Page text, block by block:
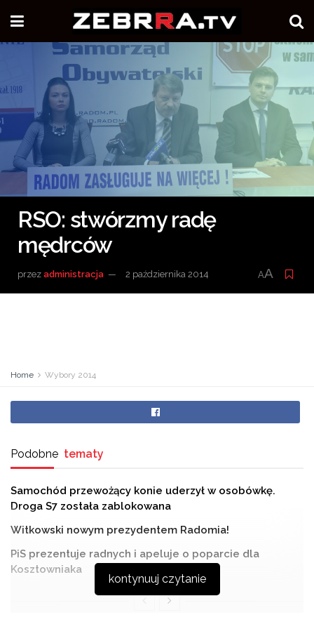
RSO: stwórzmy radę
mędrców
przez administracja 2 października 2014 AA
Home Wybory 2014
Podobne tematy
Samochód przewożący konie uderzył w osobówkę.
Droga S7 została zablokowana
Witkowski nowym prezydentem Radomia!
PiS prezentuje radnych i apeluje o poparcie dla
Kosztowniaka
kontynuuj czytanie